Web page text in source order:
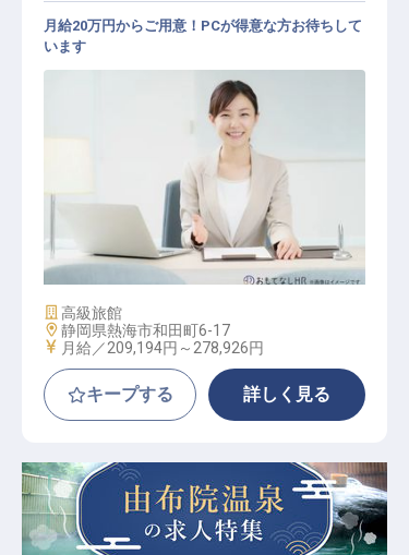
フロント会計事務
月給20万円からご用意！PCが得意な方お待ちして
います
施設業態
高級旅館
勤務地
静岡県熱海市和田町6-17
給与
月給／209,194円～ 278,926円
キープする 詳しく見る